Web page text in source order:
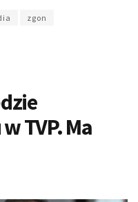
zgon
TVP. Ma